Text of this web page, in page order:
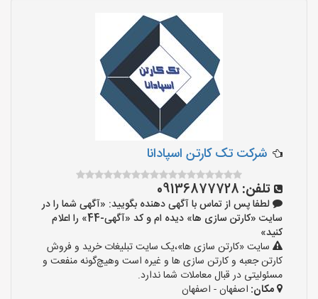
شرکت تک کارتن اسپادانا
تلفن: 09136877728
لطفا پس از تماس با آگهی دهنده بگویید: «آگهی شما را در
سایت «کارتن سازی ها» دیده ام و کد «آگهی-44» را اعلام
کنید»
سایت «کارتن سازی ها»،یک سایت تبلیغات خرید و فروش
کارتن جعبه و کارتن سازی ها و غیره است وهیچ‌گونه منفعت و
مسئولیتی در قبال معاملات شما ندارد.
مکان: اصفهان - اصفهان